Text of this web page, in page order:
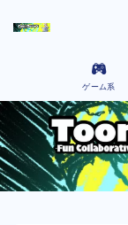
home
Ai lain
Black cafe
ゲーム系